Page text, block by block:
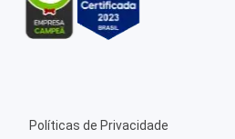
Políticas de Privacidade